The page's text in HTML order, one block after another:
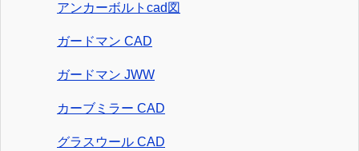
アンカーボルトcad図
ガードマン CAD
ガードマン JWW
カーブミラー CAD
グラスウール CAD